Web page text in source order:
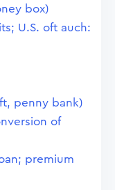
box)
U.S. oft auch:
penny bank)
of
premium